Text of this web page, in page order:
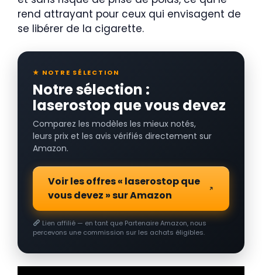
rend attrayant pour ceux qui envisagent de
se libérer de la cigarette.
★ NOTRE SÉLECTION
Notre sélection :
laserostop que vous devez
Comparez les modèles les mieux notés,
leurs prix et les avis vérifiés directement sur
Amazon.
Voir les offres « laserostop que
vous devez » sur Amazon
Lien affilié — en tant que Partenaire Amazon, nous
percevons une commission sur les achats éligibles.